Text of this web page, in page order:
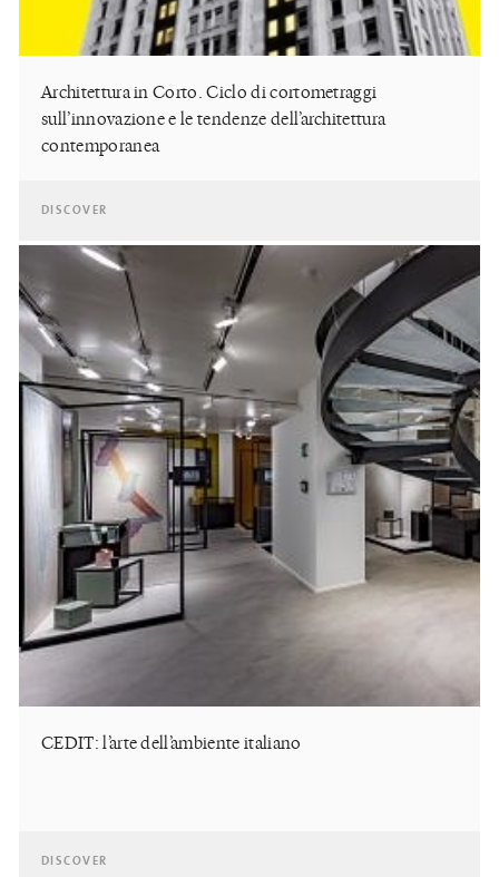
Architettura in Corto. Ciclo di cortometraggi
sull’innovazione e le tendenze dell’architettura
contemporanea
DISCOVER
CEDIT: l’arte dell’ambiente italiano
DISCOVER